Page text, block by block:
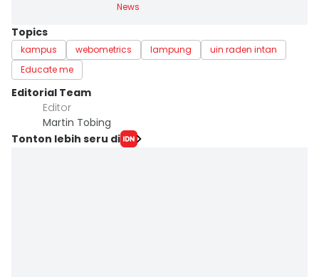
News
Topics
kampus webometrics lampung
uin raden intan
Educate me
Editorial Team
Editor
Martin Tobing
Tonton lebih seru di